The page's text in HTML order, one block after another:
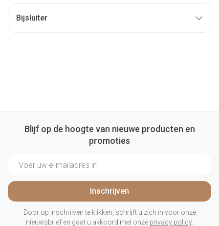
Bijsluiter
Blijf op de hoogte van nieuwe producten en
promoties
Inschrijven
Door op inschrijven te klikken, schrijft u zich in voor onze
nieuwsbrief en gaat u akkoord met onze privacy policy.